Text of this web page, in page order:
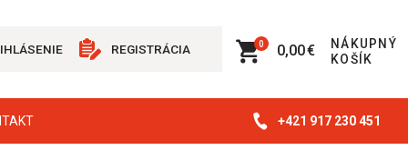
REGISTRÁCIA 0,00 €
NÁKUPNÝ
KOŠÍK
0
+421 917 230 451